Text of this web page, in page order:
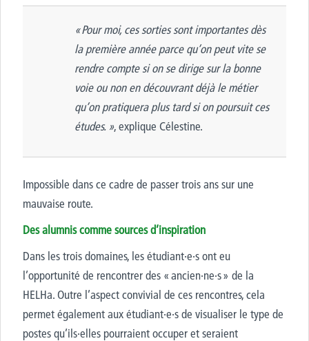
« Pour moi, ces sorties sont importantes dès
la première année parce qu’on peut vite se
rendre compte si on se dirige sur la bonne
voie ou non en découvrant déjà le métier
qu’on pratiquera plus tard si on poursuit ces
études. », explique Célestine.
Impossible dans ce cadre de passer trois ans sur une
mauvaise route.
Des alumnis comme sources d’inspiration
Dans les trois domaines, les étudiant·e·s ont eu
l’opportunité de rencontrer des « ancien·ne·s » de la
HELHa. Outre l’aspect convivial de ces rencontres, cela
permet également aux étudiant·e·s de visualiser le type de
postes qu’ils·elles pourraient occuper et seraient